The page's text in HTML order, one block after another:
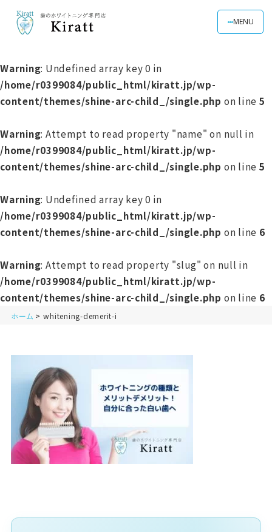
MENU
Warning: Undefined array key 0 in
/home/r0399084/public_html/kiratt.jp/wp-
content/themes/shine-arc-child_/single.php on line 5
Warning: Attempt to read property "name" on null in
/home/r0399084/public_html/kiratt.jp/wp-
content/themes/shine-arc-child_/single.php on line 5
Warning: Undefined array key 0 in
/home/r0399084/public_html/kiratt.jp/wp-
content/themes/shine-arc-child_/single.php on line 6
Warning: Attempt to read property "slug" on null in
/home/r0399084/public_html/kiratt.jp/wp-
content/themes/shine-arc-child_/single.php on line 6
ホーム whitening-demerit-i